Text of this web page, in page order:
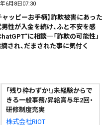
6月8日07:30
ャッピーお手柄】詐欺被害にあった
男性が入金を続け、ふと不安を感
に相談―「詐欺の可能性」
され、だまされた事に気付く
「残り枠わずか!」未経験からで
きる一般事務/昇給賞与年2回・
研修制度充実
株式会社RIOT